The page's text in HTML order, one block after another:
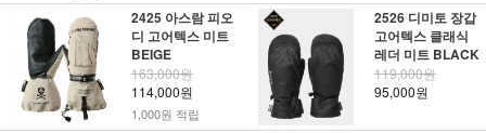
2425 아스람 피오
디 고어텍스 미트
BEIGE
163,000원
114,000원
1,000원 적립
2526 디미토 장갑
고어텍스 클래식
레더 미트 BLACK
119,000원
95,000원